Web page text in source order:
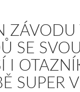
ZÁVODU
SE
I
SUPER